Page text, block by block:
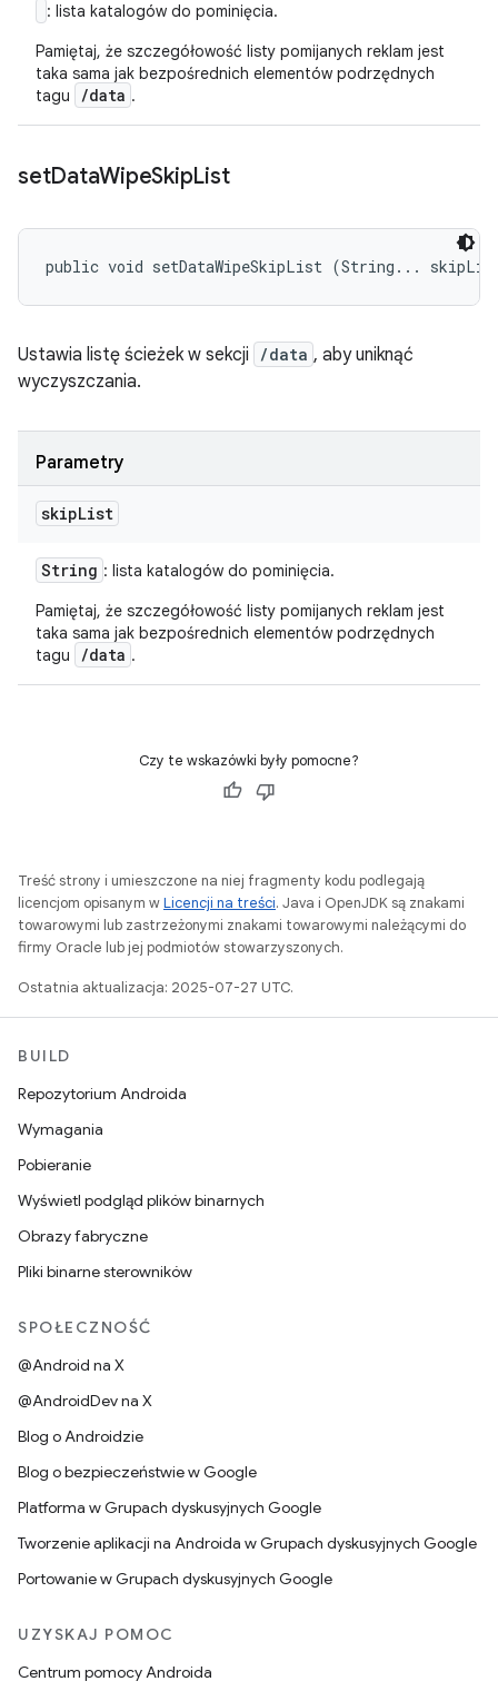
: lista katalogów do pominięcia.
Pamiętaj, że szczegółowość listy pomijanych reklam jest
taka sama jak bezpośrednich elementów podrzędnych
tagu
/data .
setDataWipeSkipList
public void setDataWipeSkipList (String...
Ustawia listę ścieżek w sekcji /data , aby uniknąć
wyczyszczania.
Parametry
skipList
String : lista katalogów do pominięcia.
Pamiętaj, że szczegółowość listy pomijanych reklam jest
taka sama jak bezpośrednich elementów podrzędnych
tagu
/data .
Czy te wskazówki były pomocne?
Treść strony i umieszczone na niej fragmenty kodu podlegają
licencjom opisanym wLicencji na treści. Java i OpenJDK są znakami
towarowymi lub zastrzeżonymi znakami towarowymi należącymi do
firmy Oracle lub jej podmiotów stowarzyszonych.
Ostatnia aktualizacja: 2025-07-27 UTC.
BUILD
Repozytorium Androida
Wymagania
Pobieranie
Wyświetl podgląd plików binarnych
Obrazy fabryczne
Pliki binarne sterowników
SPOŁECZNOŚĆ
@Android na X
@AndroidDev na X
Blog o Androidzie
Blog o bezpieczeństwie w Google
Platforma w Grupach dyskusyjnych Google
Tworzenie aplikacji na Androida w Grupach dyskusyjnych Google
Portowanie w Grupach dyskusyjnych Google
UZYSKAJ POMOC
Centrum pomocy Androida